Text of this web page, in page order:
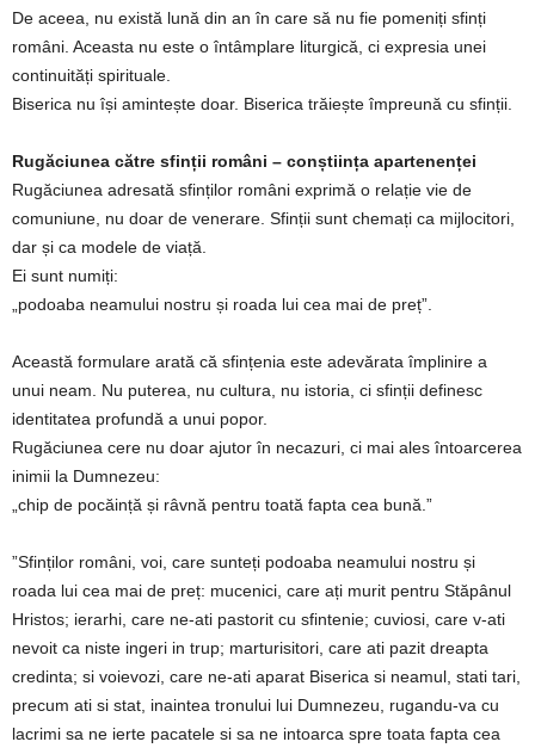
De aceea, nu există lună din an în care să nu fie pomeniți sfinți
români. Aceasta nu este o întâmplare liturgică, ci expresia unei
continuități spirituale.
Biserica nu își amintește doar. Biserica trăiește împreună cu sfinții.
Rugăciunea către sfinții români – conștiința apartenenței
Rugăciunea adresată sfinților români exprimă o relație vie de
comuniune, nu doar de venerare. Sfinții sunt chemați ca mijlocitori,
dar și ca modele de viață.
Ei sunt numiți:
„podoaba neamului nostru și roada lui cea mai de preț”.
Această formulare arată că sfințenia este adevărata împlinire a
unui neam. Nu puterea, nu cultura, nu istoria, ci sfinții definesc
identitatea profundă a unui popor.
Rugăciunea cere nu doar ajutor în necazuri, ci mai ales întoarcerea
inimii la Dumnezeu:
„chip de pocăință și râvnă pentru toată fapta cea bună.”
”Sfinților români, voi, care sunteți podoaba neamului nostru și
roada lui cea mai de preț: mucenici, care ați murit pentru Stăpânul
Hristos; ierarhi, care ne-ati pastorit cu sfintenie; cuviosi, care v-ati
nevoit ca niste ingeri in trup; marturisitori, care ati pazit dreapta
credinta; si voievozi, care ne-ati aparat Biserica si neamul, stati tari,
precum ati si stat, inaintea tronului lui Dumnezeu, rugandu-va cu
lacrimi sa ne ierte pacatele si sa ne intoarca spre toata fapta cea